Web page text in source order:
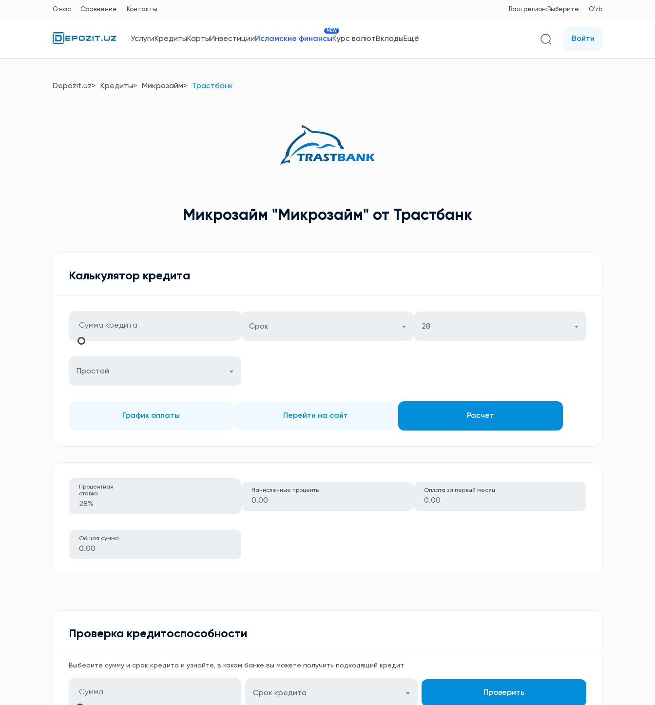
О нас Сравнение Контакты Ваш регион: Выберите O'zb
УслугиКредитыКартыИнвестицииИсламские финансы
NEW
Курс валютВкладыЕщё Войти
Depozit.uz Кредиты Микрозайм Трастбанк
Микрозайм "Микрозайм" от Трастбанк
Калькулятор кредита
Срок 28
Простой
График оплаты Перейти на сайт Расчет
Процентная
ставка
28%
Начисленные проценты
0.00
Оплата за первый месяц
0.00
Общая сумма
0.00
Проверка кредитоспособности
Выберите сумму и срок кредита и узнайте, в каком банке вы можете получить подходящий кредит
Срок кредита Проверить